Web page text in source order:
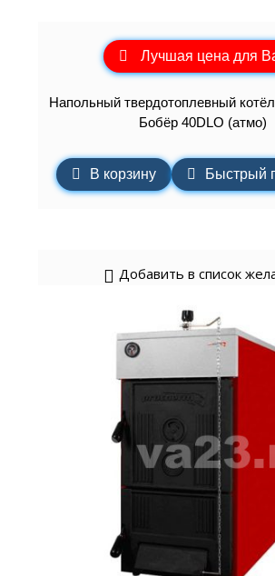
Лучшая цена для
Напольный твердотоплевный
Бобёр 40DLO (атмо)
В корзину Быстрый
Добавить в список